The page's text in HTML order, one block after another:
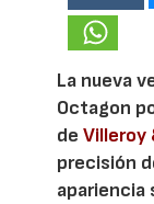
La nueva
Octagon
deVilleroy
precisión
apariencia